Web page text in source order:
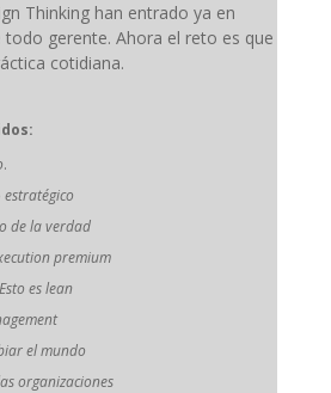
Thinking han entrado ya en
todo gerente. Ahora el reto es que
cotidiana.
.
estratégico
de la verdad
premium
Esto es lean
el mundo
organizaciones